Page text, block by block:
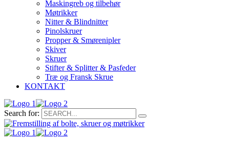
Maskingreb og tilbehør
Møtrikker
Nitter & Blindnitter
Pinolskruer
Propper & Smørenipler
Skiver
Skruer
Stifter & Splitter & Pasfeder
Træ og Fransk Skrue
KONTAKT
Search for: